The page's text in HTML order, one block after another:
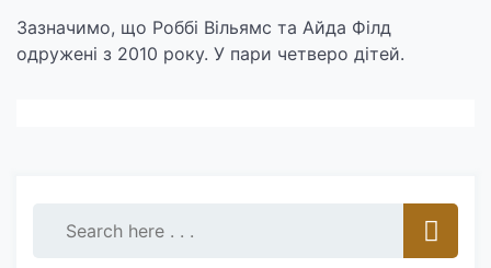
Зазначимо, що Роббі Вільямс та Айда Філд
одружені з 2010 року. У пари четверо дітей.